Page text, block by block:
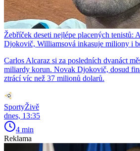
Žebříček deseti nejlépe placených tenistů:
Djokovič, Williamsová inkasuje miliony i
Carlos Alcaraz si za posledních dvanáct
miliardy korun. Novak Djokovič, dosud
ztrácí víc než 37 milionů dolarů.
SportyŽivě
dnes, 13:35
4 min
Reklama